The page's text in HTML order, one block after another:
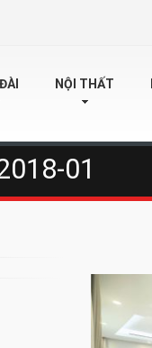
NỘI THẤT
01